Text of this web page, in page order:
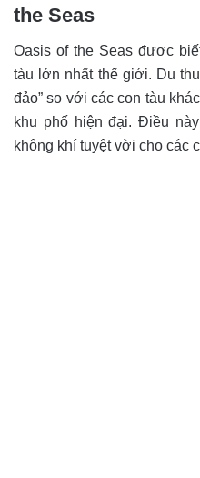
the Seas
Oasis of the Seas được
tàu lớn nhất thế giới. Du
đảo” so với các con tàu
khu phố hiện đại. Điều
không khí tuyệt vời cho các